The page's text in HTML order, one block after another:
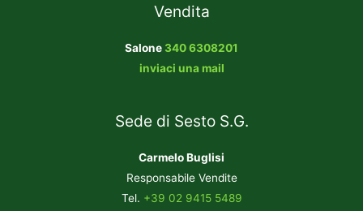
Vendita
Salone 340 6308201
inviaci una mail
Sede di Sesto S.G.
Carmelo Buglisi
Responsabile Vendite
Tel. +39 02 9415 5489